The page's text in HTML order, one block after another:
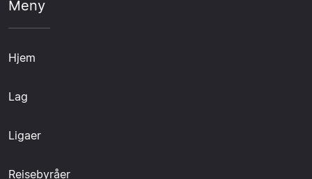
Meny
Hjem
Lag
Ligaer
Reisebyråer